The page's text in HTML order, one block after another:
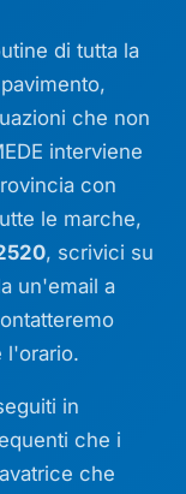
di tutta la
che non
interviene
con
le marche,
, scrivici su
un'email a
l'orario.
in
che i
che